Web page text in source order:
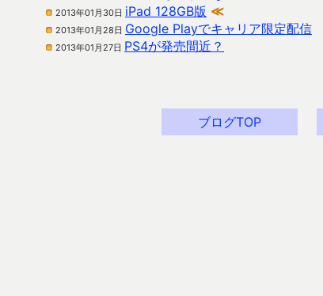
2013年01月30日 iPad 128GB版 ≪
2013年01月28日 Google Playでキャリア限定配信
2013年01月27日 PS4が発売間近？
ブログTOP